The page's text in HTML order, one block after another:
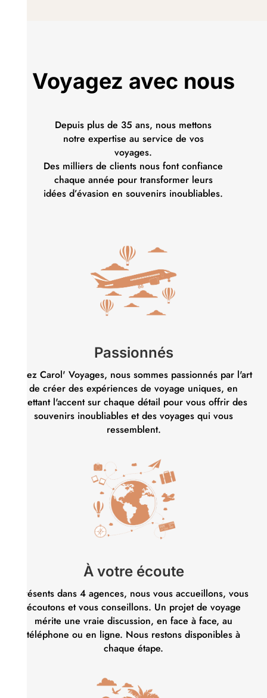
Voyagez avec nous
Depuis plus de 35 ans, nous mettons
notre expertise au service de vos
voyages.
Des milliers de clients nous font confiance
chaque année pour transformer leurs
idées d’évasion en souvenirs inoubliables.
Passionnés
Chez Carol' Voyages, nous sommes passionnés par l'art
de créer des expériences de voyage uniques, en
mettant l'accent sur chaque détail pour vous offrir des
souvenirs inoubliables et des voyages qui vous
ressemblent.
À votre écoute
Présents dans 4 agences, nous vous accueillons, vous
écoutons et vous conseillons. Un projet de voyage
mérite une vraie discussion, en face à face, au
téléphone ou en ligne. Nous restons disponibles à
chaque étape.